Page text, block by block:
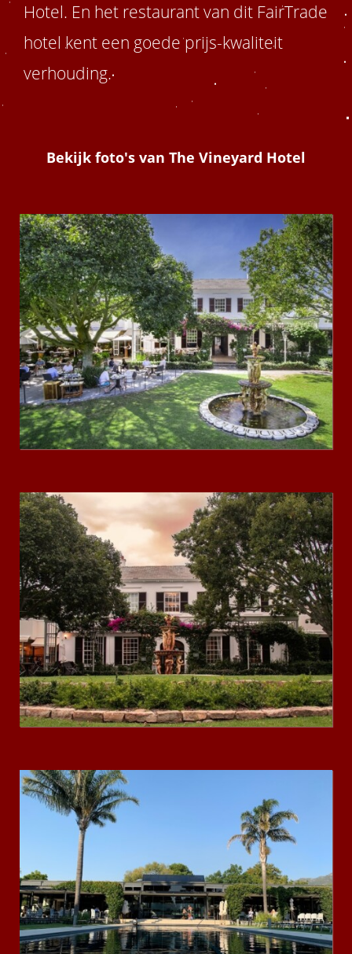
Hotel. En het restaurant van dit FairTrade
hotel kent een goede prijs-kwaliteit
verhouding.
Bekijk foto's van The Vineyard Hotel